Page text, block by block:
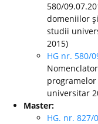
580/
domeniilor
studii
2015)
HG nr. 580/
universitar
Master:
HG. nr. 827/